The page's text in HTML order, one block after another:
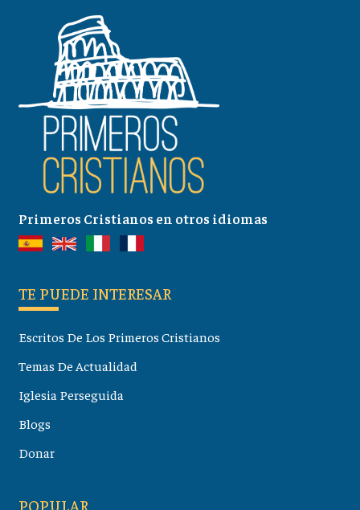
Primeros Cristianos en otros idiomas
TE PUEDE INTERESAR
Escritos De Los Primeros Cristianos
Temas De Actualidad
Iglesia Perseguida
Blogs
Donar
POPULAR